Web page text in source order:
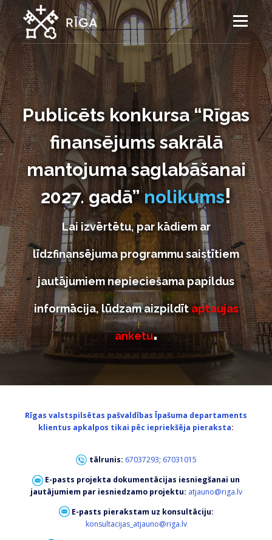
Skip
to
content
Menu
Publicēts konkursa “Rīgas
finansējums sakrālā
mantojuma saglabāšanai
2027. gadā”nolikums!
Lai izvērtētu, par kādiem ar
līdzfinansējuma programmu saistītiem
jautājumiem nepieciešama papildus
informācija, lūdzam aizpildīt aptaujas
anketu.
Rīgas valstspilsētas pašvaldības Īpašuma departaments
klientus apkalpos tikai pēc iepriekšēja pieraksta:
tālrunis: 67037293; 67031015
E-pasts projekta dokumentācijas iesniegšanai un
jautājumiem par iesniedzamo projektu: atjauno@riga.lv
E-pasts pierakstamuz konsultāciju:
konsultacijas_atjauno@riga.lv